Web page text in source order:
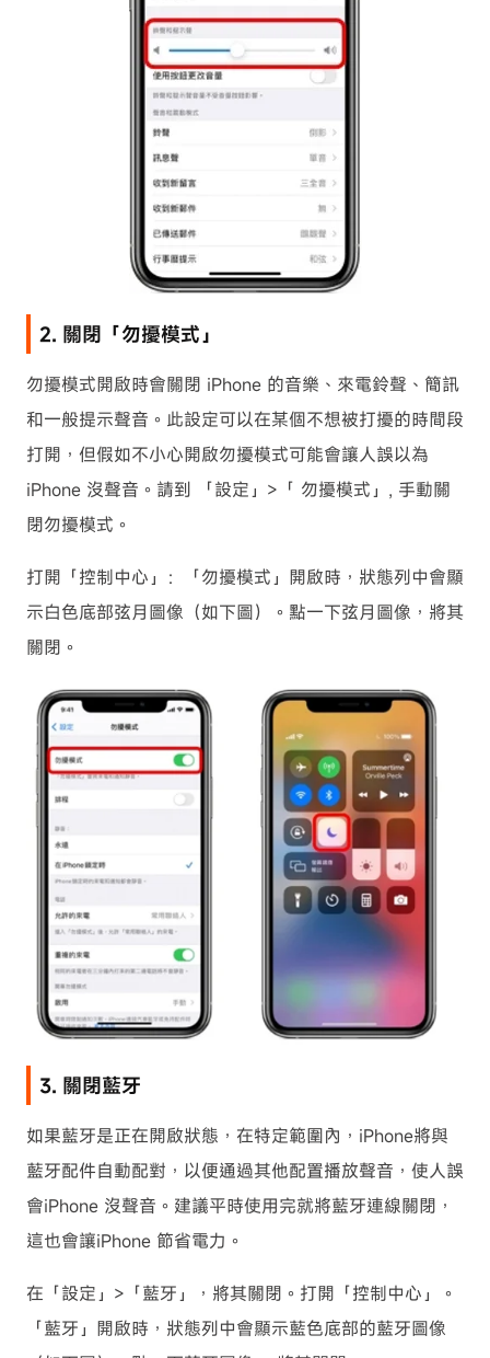
2. 關閉「勿擾模式」
勿擾模式開啟時會關閉 iPhone 的音樂、來電鈴聲、簡訊
和一般提示聲音。此設定可以在某個不想被打擾的時間段
打開，但假如不小心開啟勿擾模式可能會讓人誤以為
iPhone 沒聲音。請到 「設定」>「 勿擾模式」, 手動關
閉勿擾模式。
打開「控制中心」：「勿擾模式」開啟時，狀態列中會顯
示白色底部弦月圖像（如下圖）。點一下弦月圖像，將其
關閉。
3. 關閉藍牙
如果藍牙是正在開啟狀態，在特定範圍內，iPhone將與
藍牙配件自動配對，以便通過其他配置播放聲音，使人誤
會iPhone 沒聲音。建議平時使用完就將藍牙連線關閉，
這也會讓iPhone 節省電力。
在「設定」>「藍牙」，將其關閉。打開「控制中心」。
「藍牙」開啟時，狀態列中會顯示藍色底部的藍牙圖像